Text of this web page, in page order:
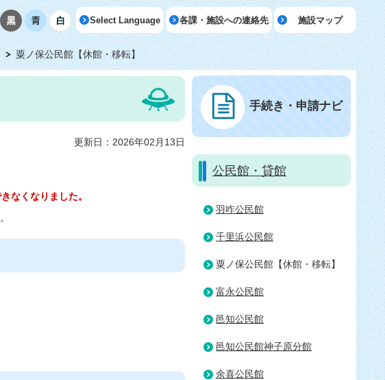
Select Language 各課・施設への連絡先 施設マップ
粟ノ保公民館【休館・移転】
更新日：2026年02月13日
なくなりました。
。
手続き・申請ナビ
公民館・貸館
羽咋公民館
千里浜公民館
粟ノ保公民館【休館・移転】
富永公民館
邑知公民館
邑知公民館神子原分館
余喜公民館